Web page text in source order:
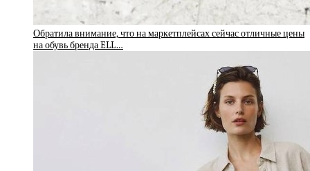
Обратила внимание, что на маркетплейсах сейчас отличные цены
на обувь бренда ELL…